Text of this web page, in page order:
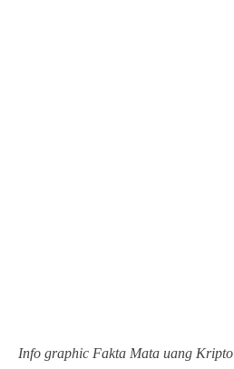
Info graphic Fakta Mata uang Kripto